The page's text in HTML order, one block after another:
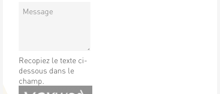
Recopiez le texte ci-
dessous dans le
champ.